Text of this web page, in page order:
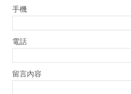
手機
電話
留言內容